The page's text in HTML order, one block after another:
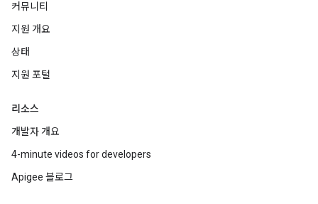
커뮤니티
지원 개요
상태
지원 포털
리소스
개발자 개요
4-minute videos for developers
Apigee 블로그